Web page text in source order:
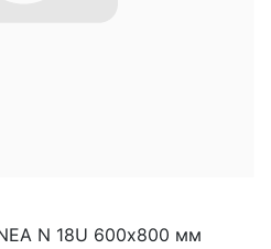
N 18U 600х800 мм